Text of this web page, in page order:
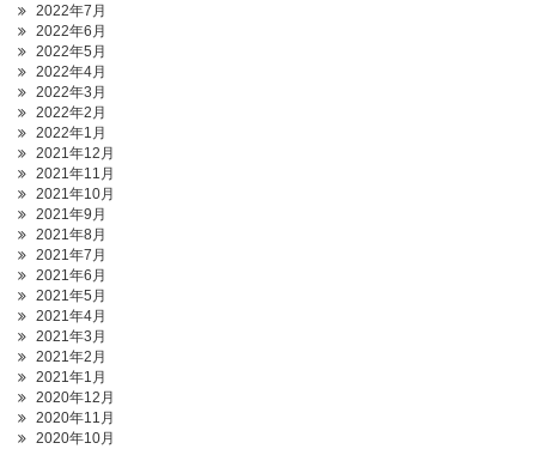
2022年7月
2022年6月
2022年5月
2022年4月
2022年3月
2022年2月
2022年1月
2021年12月
2021年11月
2021年10月
2021年9月
2021年8月
2021年7月
2021年6月
2021年5月
2021年4月
2021年3月
2021年2月
2021年1月
2020年12月
2020年11月
2020年10月